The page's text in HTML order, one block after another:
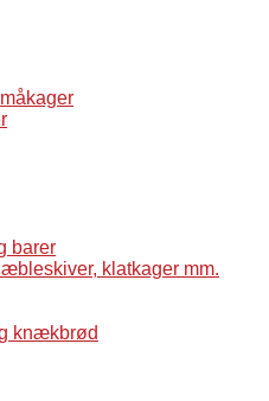
barer
klatkager mm.
knækbrød